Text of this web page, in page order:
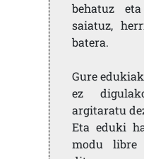
behatuz
saiatuz,
batera.
Gure
ez
argitaratu
Eta eduki
modu libre